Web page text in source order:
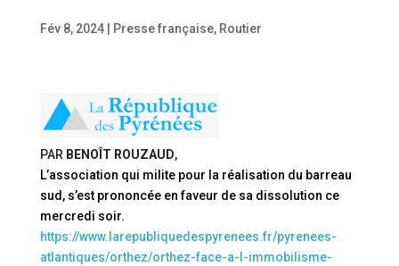
Fév 8, 2024| Presse française, Routier
PAR BENOÎT ROUZAUD,
L’association qui milite pour la réalisation du barreau
sud, s’est prononcée en faveur de sa dissolution ce
mercredi soir.
https://www.larepubliquedespyrenees.fr/pyrenees-
atlantiques/orthez/orthez-face-a-l-immobilisme-